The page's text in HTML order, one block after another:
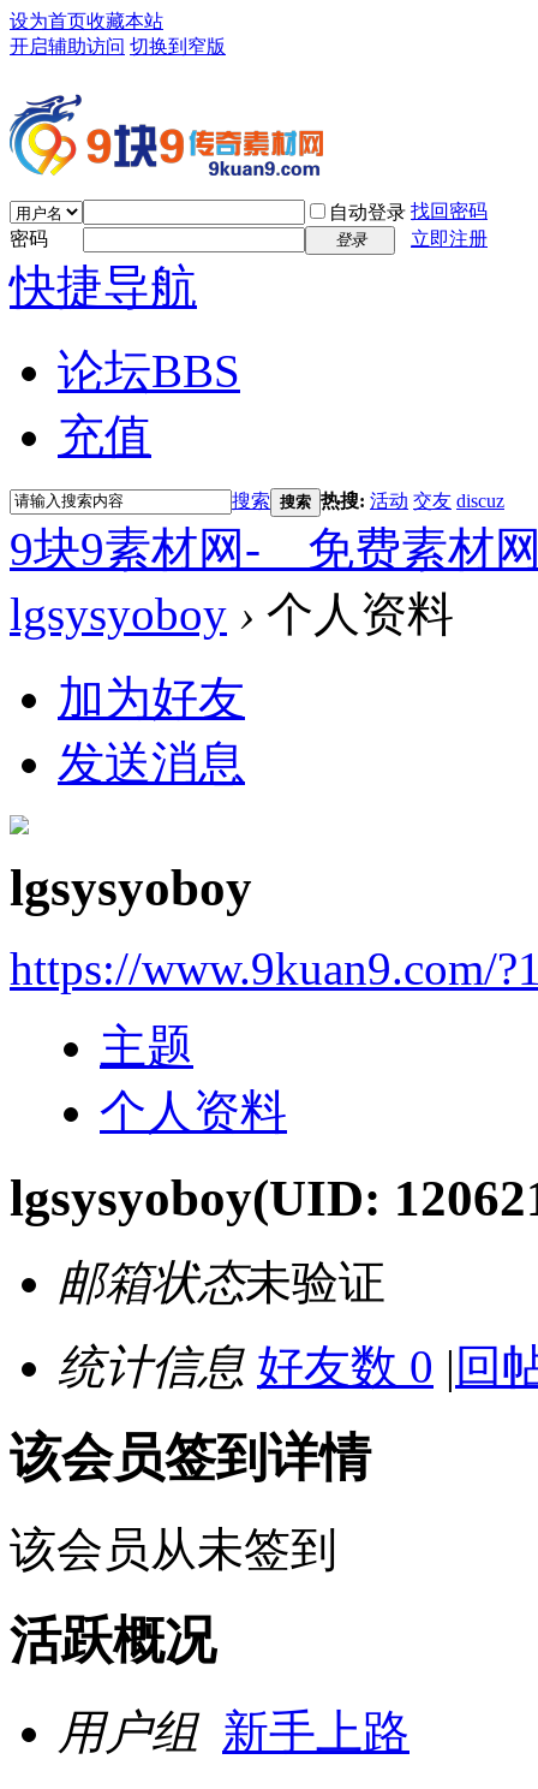
设为首页收藏本站
开启辅助访问 切换到窄版
自动登录 找回密码
密码
登录 立即注册
快捷导航
论坛BBS
充值
搜索 搜索 热搜: 活动 交友 discuz
9块9素材网-＿免费素材
lgsysyoboy › 个人资料
加为好友
发送消息
lgsysyoboy
https://www.9kuan9.com/
主题
个人资料
lgsysyoboy(UID:
邮箱状态未验证
统计信息 好友数 0 | 回
该会员签到详情
该会员从未签到
活跃概况
用户组 新手上路